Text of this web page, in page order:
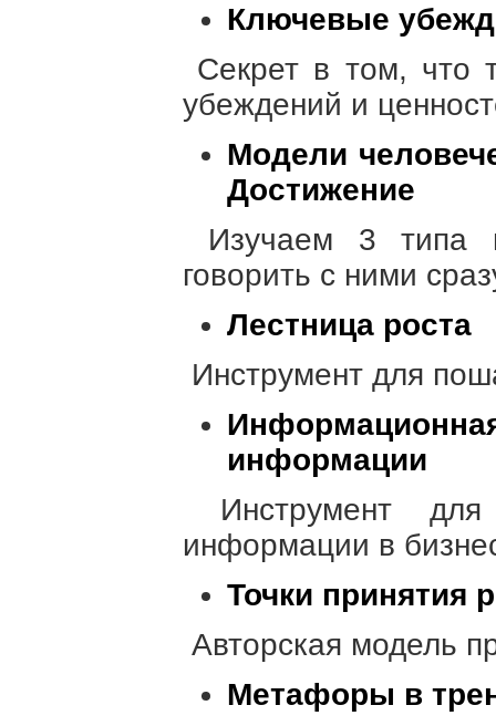
Ключевые
Секрет в том, что
убеждений и
Модели
Достижение
Изучаем 3 типа
говорить с ними
Лестница роста
Инструмент для
информации
Инструмент
информации в
Точки принятия
Авторская модель
Метафоры в